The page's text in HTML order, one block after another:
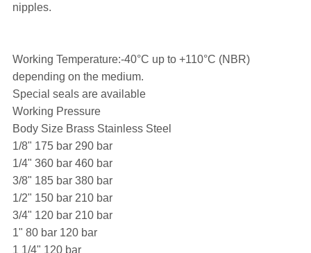
nipples.
Working Temperature:-40°C up to +110°C (NBR)
depending on the medium.
Special seals are available
Working Pressure
Body Size Brass Stainless Steel
1/8" 175 bar 290 bar
1/4" 360 bar 460 bar
3/8" 185 bar 380 bar
1/2" 150 bar 210 bar
3/4" 120 bar 210 bar
1" 80 bar 120 bar
1 1/4" 120 bar